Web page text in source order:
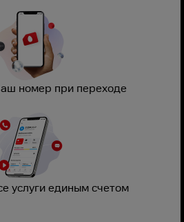
номер при переходе
услуги единым счетом